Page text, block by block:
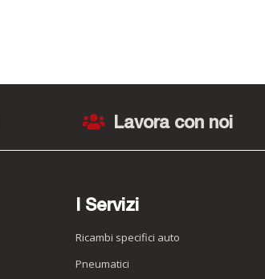
Lavora con noi
I Servizi
Ricambi specifici auto
Pneumatici